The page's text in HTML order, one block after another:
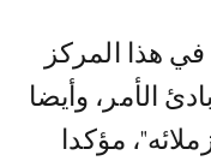
هذا المركز
الأمر، وأيضا
مؤكدا